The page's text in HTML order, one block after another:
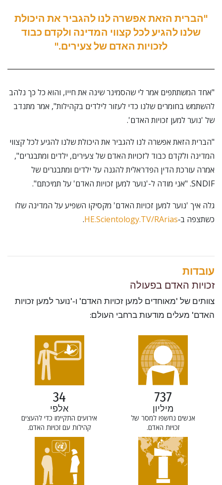
"הברית הזאת אפשרה לנו להגביר את היכולת
שלנו להגיע לכל קצווי המדינה ולקדם כבוד
לזכויות האדם של צעירים."
"אחד המשתתפים אמר לי שהסמינר שינה את חייו, והוא כל כך נלהב
להשתמש בחומרים שלנו כדי לעזור לילדים בקהילות", אמר מתנדב
של 'נוער למען זכויות האדם'.
"הברית הזאת אפשרה לנו להגביר את היכולת שלנו להגיע לכל קצווי
המדינה ולקדם כבוד לזכויות האדם של צעירים, ילדים ומתבגרים",
אמרה עורכת הדין הפדראלית להגנה על ילדים ומתבגרים של
SNDIF. "אני מודה ל-'נוער למען זכויות האדם' על תמיכתם".
גלה איך 'נוער למען זכויות האדם' מקסיקו השפיע על המדינה שלו
כשתצפה ב‑HE.Scientology.TV/RArias
.
עובדות
זכויות האדם בפעולה
צוותים של 'מאוחדים למען זכויות האדם' ו‑'נוער למען זכויות
האדם' מעלים מודעות ברחבי העולם:
737
מיליון
אנשים נחשפו למסר של
זכויות האדם.
34
אלפי
אירועים התקיימו כדי להעצים
קהילות עם זכויות האדם.